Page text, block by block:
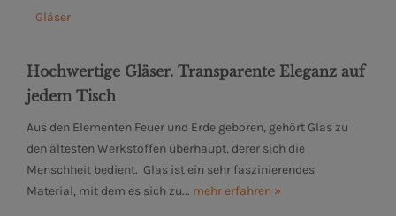
Gläser
Hochwertige Gläser. Transparente Eleganz auf
jedem Tisch
Aus den Elementen Feuer und Erde geboren, gehört Glas zu
den ältesten Werkstoffen überhaupt, derer sich die
Menschheit bedient. Glas ist ein sehr faszinierendes
Material, mit dem es sich zu... mehr erfahren »